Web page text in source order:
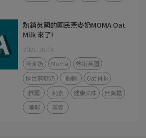
熱銷英國的國民燕麥奶MOMA Oat
Milk 來了!
2021-10-14
燕麥奶 Moma
熱銷英國
國民燕麥奶
熱銷
Oat Milk
推薦
純素 健康美味
無負擔
濃郁
燕麥